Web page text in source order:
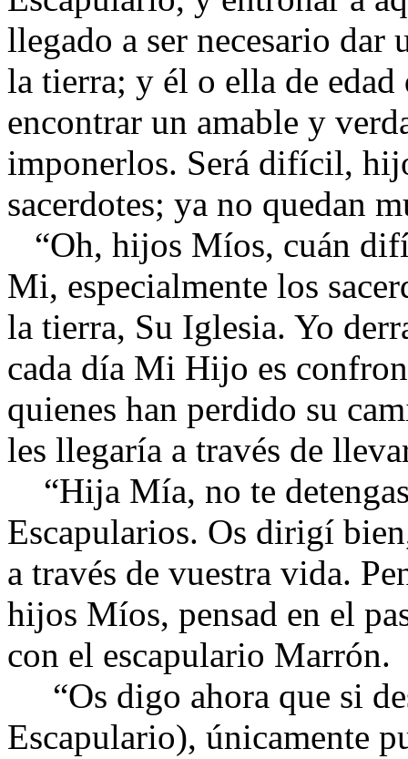
llegado a ser necesario dar
la tierra; y él o ella de edad
encontrar un amable y
imponerlos. Será difícil,
sacerdotes; ya no quedan
“Oh, hijos Míos, cuán
Mi, especialmente los
la tierra, Su Iglesia. Yo
cada día Mi Hijo es
quienes han perdido su
les llegaría a través de
“Hija Mía, no te
Escapularios. Os dirigí
a través de vuestra vida.
hijos Míos, pensad en el
con el escapulario Marrón.
“Os digo ahora que si
Escapulario), únicamente